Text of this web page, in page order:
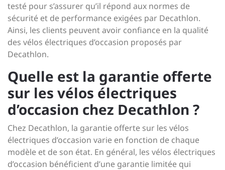
testé pour s’assurer qu’il répond aux normes de
sécurité et de performance exigées par Decathlon.
Ainsi, les clients peuvent avoir confiance en la qualité
des vélos électriques d’occasion proposés par
Decathlon.
Quelle est la garantie offerte
sur les vélos électriques
d’occasion chez Decathlon ?
Chez Decathlon, la garantie offerte sur les vélos
électriques d’occasion varie en fonction de chaque
modèle et de son état. En général, les vélos électriques
d’occasion bénéficient d’une garantie limitée qui